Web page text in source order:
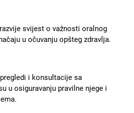
svijest o važnosti oralnog
u očuvanju opšteg zdravlja.
i konsultacije sa
u osiguravanju pravilne njege i